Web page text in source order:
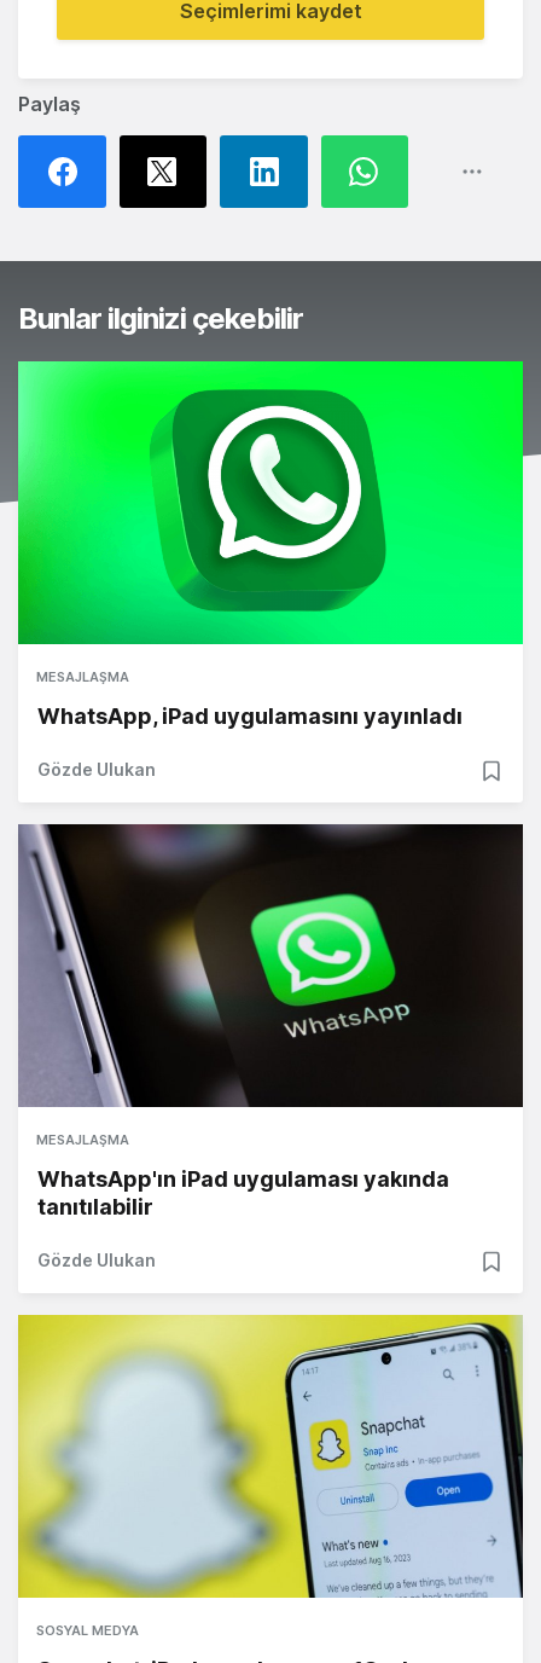
Paylaş
Seçimlerimi kaydet
Bunlar ilginizi çekebilir
MESAJLAŞMA
WhatsApp, iPad uygulamasını yayınladı
Gözde Ulukan
MESAJLAŞMA
WhatsApp'ın iPad uygulaması yakında
tanıtılabilir
Gözde Ulukan
SOSYAL MEDYA